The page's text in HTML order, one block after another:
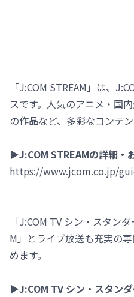
「J:COM STREAM」は、
スです。人気のアニメ・国
の作品など、多彩なコンテ
▶J:COM STREAMの詳細・
https://www.jcom.co.jp/
「J:COM TV シン・スタン
M」とライブ放送も充実の
めます。
▶J:COM TV シン・スタン